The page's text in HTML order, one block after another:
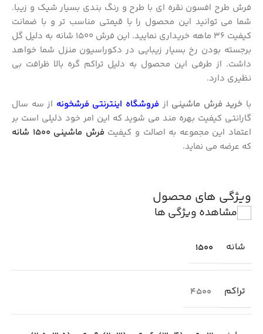
فرش طرح افسون نقره ای با طرح و رنگ بندی بسیار شیک و زیبا.
شما می توانید این محصول را با قیمتی مناسب تر و با ضمانت
کیفیت 36 ماهه خریداری نمایید. این فرش 1500 شانه به دلیل گل
برجسته بودن رخ بسیار زیبایی در دکوراسیون منزل شما خواهد
داشت. از طرفی این محصول به دلیل تراکم گره بالا ظرافت بی
نظیری دارد.
با خرید فرش ماشینی از فروشگاه اینترنتی فرشخونه از سه سال
گارانتی کیفیت بهره مند می شوید که این امر خود دلیلی است بر
اعتماد این مجموعه به اصالت و کیفیت فرش ماشینی 1500 شانه
که عرضه می نماید.
ویژگی های محصول
مشاهده ویژگی ها
شانه 1500
تراکم 4500